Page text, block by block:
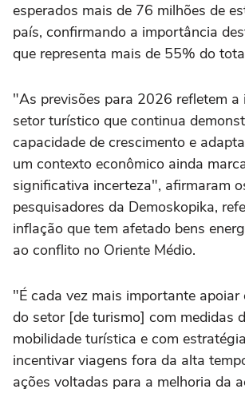
esperados mais de 76 milhões de
país, confirmando a importância
que representa mais de 55% do
"As previsões para 2026 refletem a
setor turístico que continua
capacidade de crescimento e
um contexto econômico ainda
significativa incerteza", afirmaram
pesquisadores da Demoskopika,
inflação que tem afetado bens
ao conflito no Oriente Médio.
"É cada vez mais importante apoiar
do setor [de turismo] com medidas
mobilidade turística e com
incentivar viagens fora da alta
ações voltadas para a melhoria da